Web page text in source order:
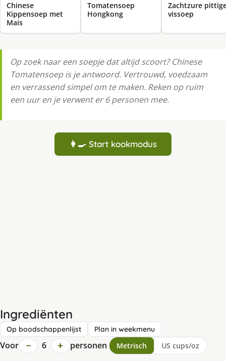
Chinese
Kippensoep met
Mais
Tomatensoep
Hongkong
Zachtzure
vissoep
Op zoek naar een soepje dat altijd scoort? Chinese
Tomatensoep is je antwoord. Vertrouwd, voedzaam
en verrassend simpel om te maken. Reken op ruim
een uur en je verwent er 6 personen mee.
👩‍🍳 Start kookmodus
Ingrediënten
Op boodschappenlijst Plan in weekmenu
Voor − 6 + personen Metrisch US cups/oz